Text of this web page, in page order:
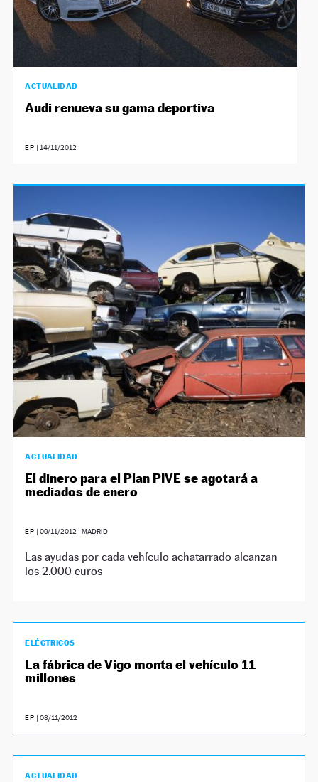
ACTUALIDAD
Audi renueva su gama deportiva
EP | 14/11/2012
ACTUALIDAD
El dinero para el Plan PIVE se agotará a
mediados de enero
EP | 09/11/2012 | MADRID
Las ayudas por cada vehículo achatarrado alcanzan
los 2.000 euros
ELÉCTRICOS
La fábrica de Vigo monta el vehículo 11
millones
EP | 08/11/2012
ACTUALIDAD